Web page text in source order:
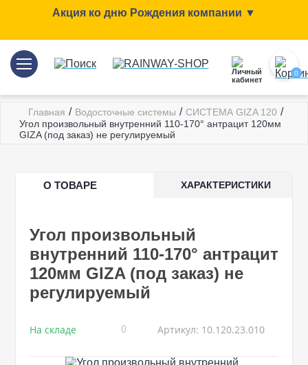
Акция ко дню Рождения компании ▼
0
Главная / Водосточные системы / СИСТЕМА GIZA 120 /
Угол произвольный внутренний 110-170° антрацит 120мм
GIZA (под заказ) не регулируемый
О ТОВАРЕ ХАРАКТЕРИСТИКИ
Угол произвольный
внутренний 110-170° антрацит
120мм GIZA (под заказ) не
регулируемый
На складе 0 Артикул: 10.120.23.010